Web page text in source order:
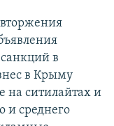
в
в Крыму
на ситилайтах и
и среднего